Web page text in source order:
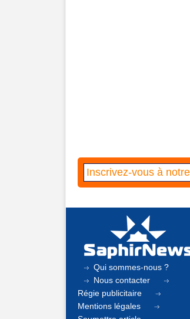
Qui sommes-nous ?
Nous contacter
Régie publicitaire
Mentions légales